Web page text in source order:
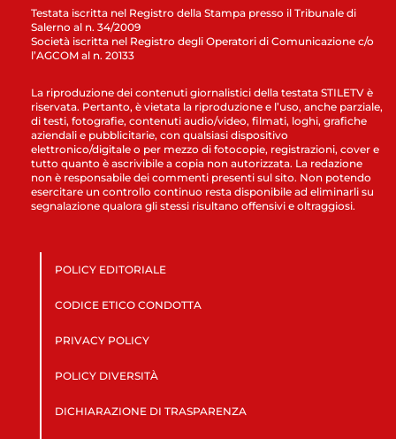
Testata iscritta nel Registro della Stampa presso il Tribunale di
Salerno al n. 34/2009
Società iscritta nel Registro degli Operatori di Comunicazione c/o
l’AGCOM al n. 20133
La riproduzione dei contenuti giornalistici della testata STILETV è
riservata. Pertanto, è vietata la riproduzione e l’uso, anche parziale,
di testi, fotografie, contenuti audio/video, filmati, loghi, grafiche
aziendali e pubblicitarie, con qualsiasi dispositivo
elettronico/digitale o per mezzo di fotocopie, registrazioni, cover e
tutto quanto è ascrivibile a copia non autorizzata. La redazione
non è responsabile dei commenti presenti sul sito. Non potendo
esercitare un controllo continuo resta disponibile ad eliminarli su
segnalazione qualora gli stessi risultano offensivi e oltraggiosi.
POLICY EDITORIALE
CODICE ETICO CONDOTTA
PRIVACY POLICY
POLICY DIVERSITÀ
DICHIARAZIONE DI TRASPARENZA